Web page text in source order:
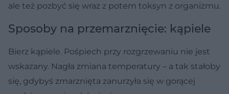
ale też pozbyć się wraz z potem toksyn z organizmu.
Sposoby na przemarznięcie: kąpiele
Bierz kąpiele. Pośpiech przy rozgrzewaniu nie jest
wskazany. Nagła zmiana temperatury – a tak stałoby
się, gdybyś zmarznięta zanurzyła się w gorącej